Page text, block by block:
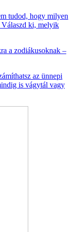
tudod, hogy milyen
Válaszd ki, melyik
a zodiákusoknak –
az ünnepi
is vágytál vagy